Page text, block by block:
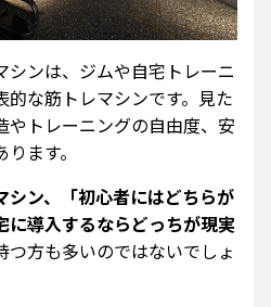
シンは、ジムや自宅トレーニ
的な筋トレマシンです。見た
やトレーニングの自由度、安
ます。
シン、「初心者にはどちらが
に導入するならどっちが現実
つ方も多いのではないでしょ